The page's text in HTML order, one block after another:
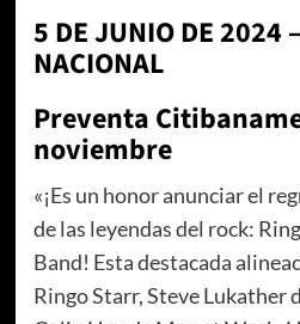
5 DE JUNIO DE 2024
NACIONAL
Preventa
noviembre
«¡Es un honor anunciar el
de las leyendas del rock:
Band! Esta destacada
Ringo Starr, Steve Lukather